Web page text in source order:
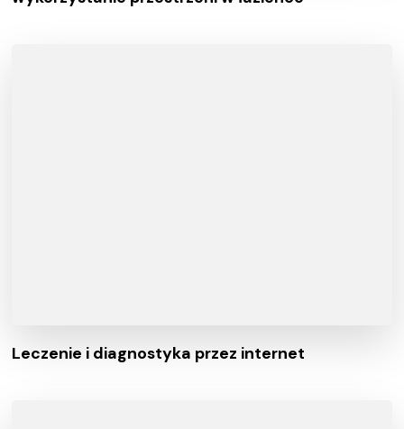
Leczenie i diagnostyka przez internet